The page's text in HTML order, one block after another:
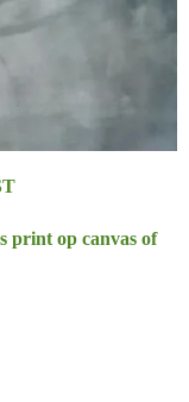
print op canvas of